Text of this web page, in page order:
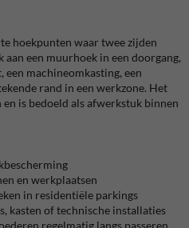
hoekpunten waar twee zijden
een muurhoek in een doorgang,
een machineomkasting, een
rand in een werkzone. Het
is bedoeld als afwerkstuk binnen
en werkplaatsen
in residentiële parkings
kasten of technische installaties